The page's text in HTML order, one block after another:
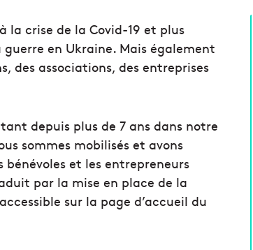
la crise de la Covid-19 et plus
en Ukraine. Mais également
des associations, des entreprises
depuis plus de 7 ans dans notre
sommes mobilisés et avons
et les entrepreneurs
par la mise en place de la
sur la page d’accueil du